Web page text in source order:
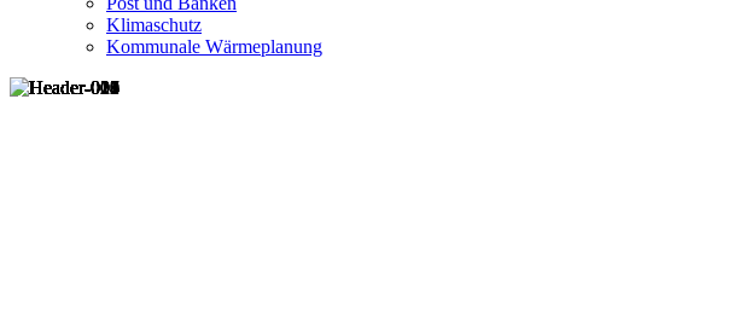
Klimaschutz
Kommunale Wärmeplanung